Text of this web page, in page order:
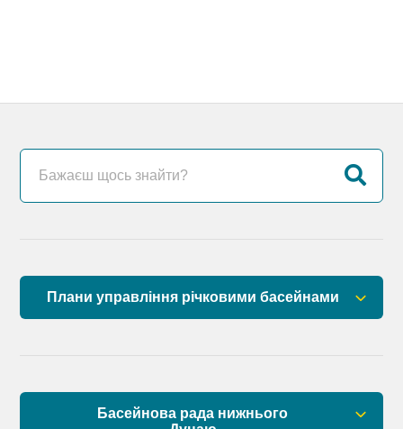
Плани управління річковими басейнами
Басейнова рада нижнього